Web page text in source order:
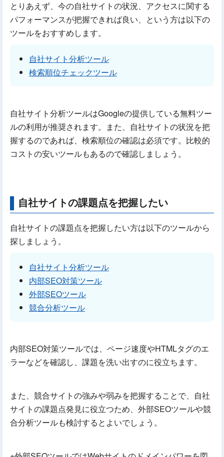
とりあえず、今の自社サイトの状況、アクセスに関する
パフォーマンスが把握できれば良い、という方は以下の
ツールをおすすめします。
自社サイト分析ツール
検索順位チェックツール
自社サイト分析ツールはGoogleの提供している無料ツー
ルの利用が推奨されます。また、自社サイトの状況を把
握するのであれば、検索順位の確認は必須です。比較的
コストの安いツールもあるので確認しましょう。
自社サイトの課題点を把握したい
自社サイトの課題点を把握したい方は以下のツールから
探しましょう。
自社サイト分析ツール
内部SEO対策ツール
外部SEOツール
競合分析ツール
内部SEO対策ツールでは、ページ速度やHTMLタグのエ
ラーなどを確認し、課題を洗い出すのに役立ちます。
また、競合サイトの強みや弱みを把握することで、自社
サイトの課題点発見に役立つため、外部SEOツールや競
合分析ツールも検討するとよいでしょう。